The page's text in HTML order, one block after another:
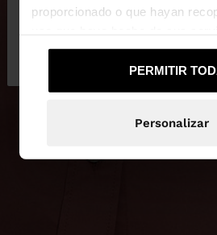
proporcionado o que hayan
PERMITIR
Personalizar